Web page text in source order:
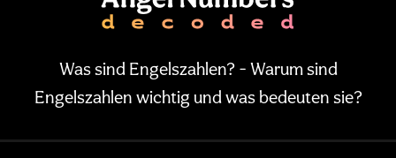
Was sind Engelszahlen? - Warum sind
Engelszahlen wichtig und was bedeuten sie?